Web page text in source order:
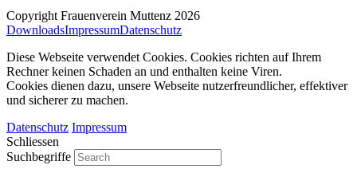
Copyright Frauenverein Muttenz 2026
DownloadsImpressumDatenschutz
Diese Webseite verwendet Cookies. Cookies richten auf Ihrem
Rechner keinen Schaden an und enthalten keine Viren.
Cookies dienen dazu, unsere Webseite nutzerfreundlicher, effektiver
und sicherer zu machen.
Datenschutz Impressum
Schliessen
Suchbegriffe